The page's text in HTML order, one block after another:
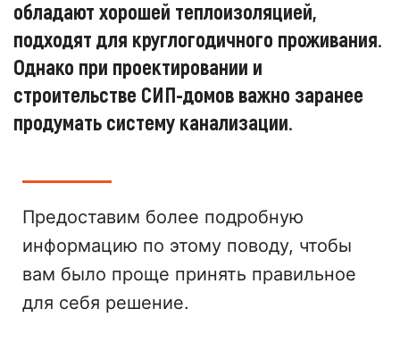
обладают хорошей теплоизоляцией,
подходят для круглогодичного проживания.
Однако при проектировании и
строительстве СИП-домов важно заранее
продумать систему канализации.
Предоставим более подробную
информацию по этому поводу, чтобы
вам было проще принять правильное
для себя решение.